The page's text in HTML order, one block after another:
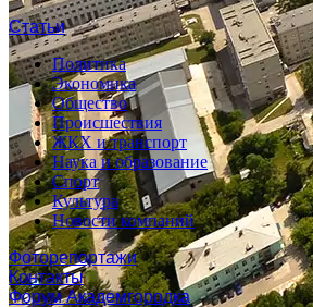
Статьи
Политика
Экономика
Общество
Происшествия
ЖКХ и транспорт
Наука и образование
Спорт
Культура
Новости компаний
Фоторепортажи
Контакты
Форум Академгородка